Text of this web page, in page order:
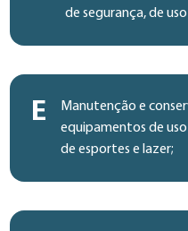
de segurança, de
E
Manutenção e
equipamentos de
de esportes e lazer;